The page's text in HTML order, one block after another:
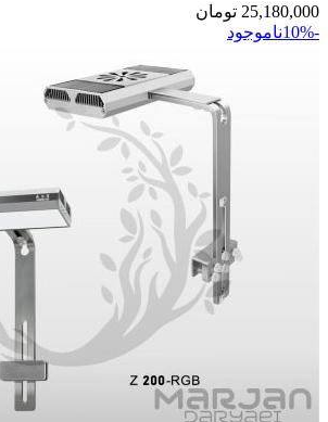
25,180,000 تومان
-10%
ناموجود